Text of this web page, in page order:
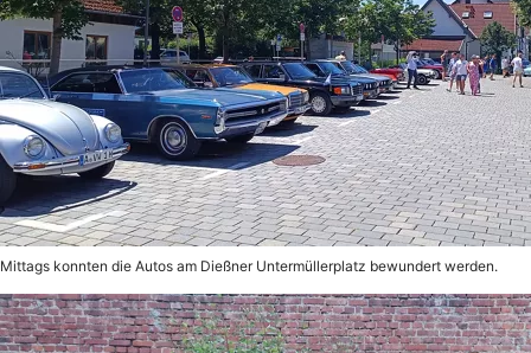
Mittags konnten die Autos am Dießner Untermüllerplatz bewundert werden.